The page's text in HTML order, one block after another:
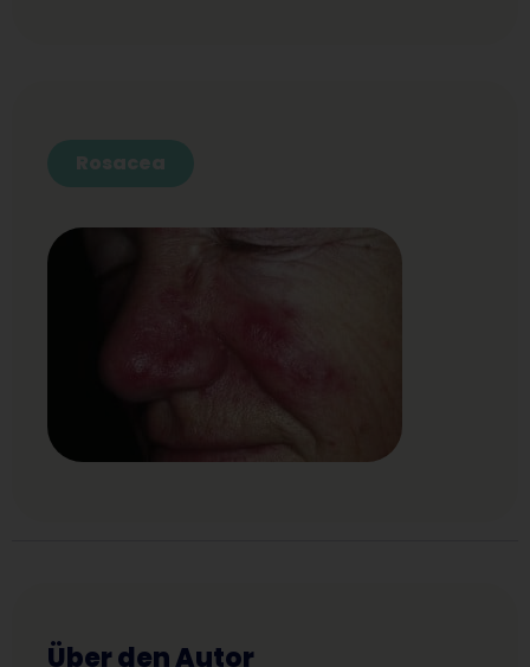
Rosacea
Über den Autor